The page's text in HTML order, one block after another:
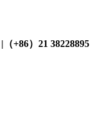
+86）21 38228895